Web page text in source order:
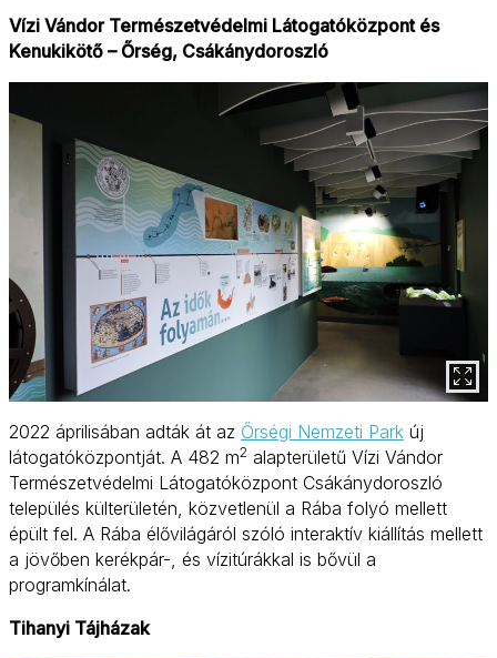
Vízi Vándor Természetvédelmi Látogatóközpont és
Kenukikötő – Őrség, Csákánydoroszló
2022 áprilisában adták át az Őrségi Nemzeti Park új
látogatóközpontját. A 482 m2 alapterületű Vízi Vándor
Természetvédelmi Látogatóközpont Csákánydoroszló
település külterületén, közvetlenül a Rába folyó mellett
épült fel. A Rába élővilágáról szóló interaktív kiállítás mellett
a jövőben kerékpár-, és vízitúrákkal is bővül a
programkínálat.
Tihanyi Tájházak